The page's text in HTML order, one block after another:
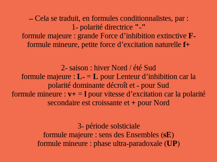
–Cela se traduit, en formules conditionnalistes, par :
1- polarité directrice "-"
formule majeure : grande Force d’inhibition extinctive F-
formule mineure, petite force d’excitation naturelle f+
2- saison : hiver Nord / été Sud
formule majeure : L- = L pour Lenteur d’inhibition car la
polarité dominante décroît et - pour Sud
formule mineure : v+ = l pour vitesse d’excitation car la polarité
secondaire est croissante et + pour Nord
3- période solsticiale
formule majeure : sens des Ensembles (sE)
formule mineure : phase ultra-paradoxale (UP)